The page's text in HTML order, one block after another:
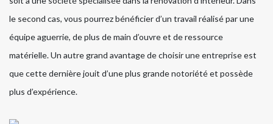
le second cas, vous pourrez bénéficier d’un travail réalisé par une
équipe aguerrie, de plus de main d’ouvre et de ressource
matérielle. Un autre grand avantage de choisir une entreprise est
que cette dernière jouit d’une plus grande notoriété et possède
plus d’expérience.